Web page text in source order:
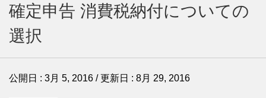
確定申告 消費税納付についての
選択
公開日 : 3月 5, 2016 / 更新日 : 8月 29, 2016